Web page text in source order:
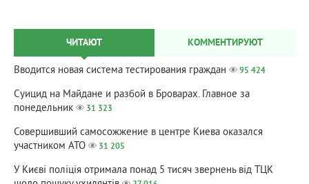
ЧИТАЮТ КОММЕНТИРУЮТ
Вводится новая система тестирования граждан 95 424
Суицид на Майдане и разбой в Броварах. Главное за
понедельник
31 323
Совершивший самосожжение в центре Киева оказался
участником АТО
31 205
У Києві поліція отримала понад 5 тисяч звернень від ТЦК